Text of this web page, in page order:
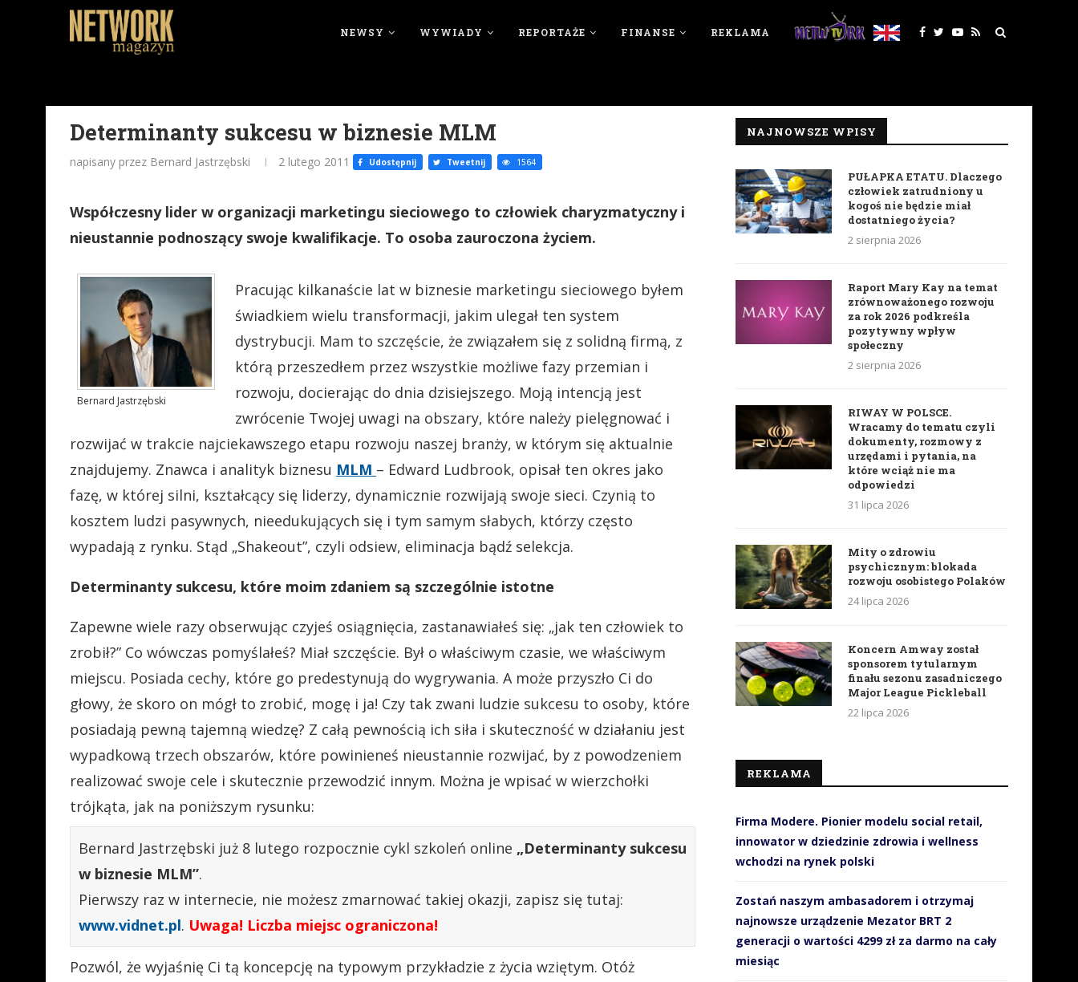
NEWSY WYWIADY REPORTAŻE FINANSE REKLAMA
Determinanty sukcesu w biznesie MLM
napisany przez Bernard Jastrzębski 2 lutego 2011 Udostępnij Tweetnij 1564
Współczesny lider w organizacji marketingu sieciowego to człowiek charyzmatyczny i
nieustannie podnoszący swoje kwalifikacje. To osoba zauroczona życiem.
Bernard Jastrzębski
Pracując kilkanaście lat w biznesie marketingu sieciowego byłem
świadkiem wielu transformacji, jakim ulegał ten system
dystrybucji. Mam to szczęście, że związałem się z solidną firmą, z
którą przeszedłem przez wszystkie możliwe fazy przemian i
rozwoju, docierając do dnia dzisiejszego. Moją intencją jest
zwrócenie Twojej uwagi na obszary, które należy pielęgnować i
rozwijać w trakcie najciekawszego etapu rozwoju naszej branży, w którym się aktualnie
znajdujemy. Znawca i analityk biznesu MLM – Edward Ludbrook, opisał ten okres jako
fazę, w której silni, kształcący się liderzy, dynamicznie rozwijają swoje sieci. Czynią to
kosztem ludzi pasywnych, nieedukujących się i tym samym słabych, którzy często
wypadają z rynku. Stąd „Shakeout”, czyli odsiew, eliminacja bądź selekcja.
Determinanty sukcesu, które moim zdaniem są szczególnie istotne
Zapewne wiele razy obserwując czyjeś osiągnięcia, zastanawiałeś się: „jak ten człowiek to
zrobił?” Co wówczas pomyślałeś? Miał szczęście. Był o właściwym czasie, we właściwym
miejscu. Posiada cechy, które go predestynują do wygrywania. A może przyszło Ci do
głowy, że skoro on mógł to zrobić, mogę i ja! Czy tak zwani ludzie sukcesu to osoby, które
posiadają pewną tajemną wiedzę? Z całą pewnością ich siła i skuteczność w działaniu jest
wypadkową trzech obszarów, które powinieneś nieustannie rozwijać, by z powodzeniem
realizować swoje cele i skutecznie przewodzić innym. Można je wpisać w wierzchołki
trójkąta, jak na poniższym rysunku:
Bernard Jastrzębski już 8 lutego rozpocznie cykl szkoleń online „Determinanty sukcesu
w biznesie MLM”.
Pierwszy raz w internecie, nie możesz zmarnować takiej okazji, zapisz się tutaj:
www.vidnet.pl. Uwaga! Liczba miejsc ograniczona!
Pozwól, że wyjaśnię Ci tą koncepcję na typowym przykładzie z życia wziętym. Otóż
NAJNOWSZE WPISY
PUŁAPKA ETATU. Dlaczego
człowiek zatrudniony u
kogoś nie będzie miał
dostatniego życia?
2 sierpnia 2026
Raport Mary Kay na temat
zrównoważonego rozwoju
za rok 2026 podkreśla
pozytywny wpływ
społeczny
2 sierpnia 2026
RIWAY W POLSCE.
Wracamy do tematu czyli
dokumenty, rozmowy z
urzędami i pytania, na
które wciąż nie ma
odpowiedzi
31 lipca 2026
Mity o zdrowiu
psychicznym: blokada
rozwoju osobistego Polaków
24 lipca 2026
Koncern Amway został
sponsorem tytularnym
finału sezonu zasadniczego
Major League Pickleball
22 lipca 2026
REKLAMA
Firma Modere. Pionier modelu social retail,
innowator w dziedzinie zdrowia i wellness
wchodzi na rynek polski
Zostań naszym ambasadorem i otrzymaj
najnowsze urządzenie Mezator BRT 2
generacji o wartości 4299 zł za darmo na cały
miesiąc